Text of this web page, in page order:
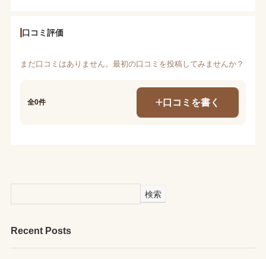
口コミ評価
まだ口コミはありません。最初の口コミを投稿してみませんか？
全0件 口コミを書く
検索
Recent Posts